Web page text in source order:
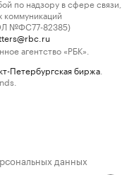
по надзору в сфере связи,
коммуникаций
№ФС77-82385)
агентство «РБК».
Петербургская биржа
данных